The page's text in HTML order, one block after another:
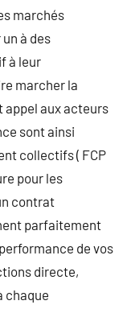
marchés
à des
à leur
marcher la
aux acteurs
sont ainsi
collectifs ( FCP
pour les
contrat
parfaitement
de vos
directe,
chaque